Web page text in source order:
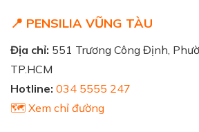
📍 PENSILIA VŨNG TÀU
Địa chỉ: 551 Trương Công Định,
TP.HCM
Hotline: 034 5555 247
🗺️ Xem chỉ đường